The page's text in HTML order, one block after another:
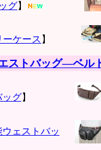
グ】
ケース 】
ストバッグ―ベル
ッグ】
ェストバッ